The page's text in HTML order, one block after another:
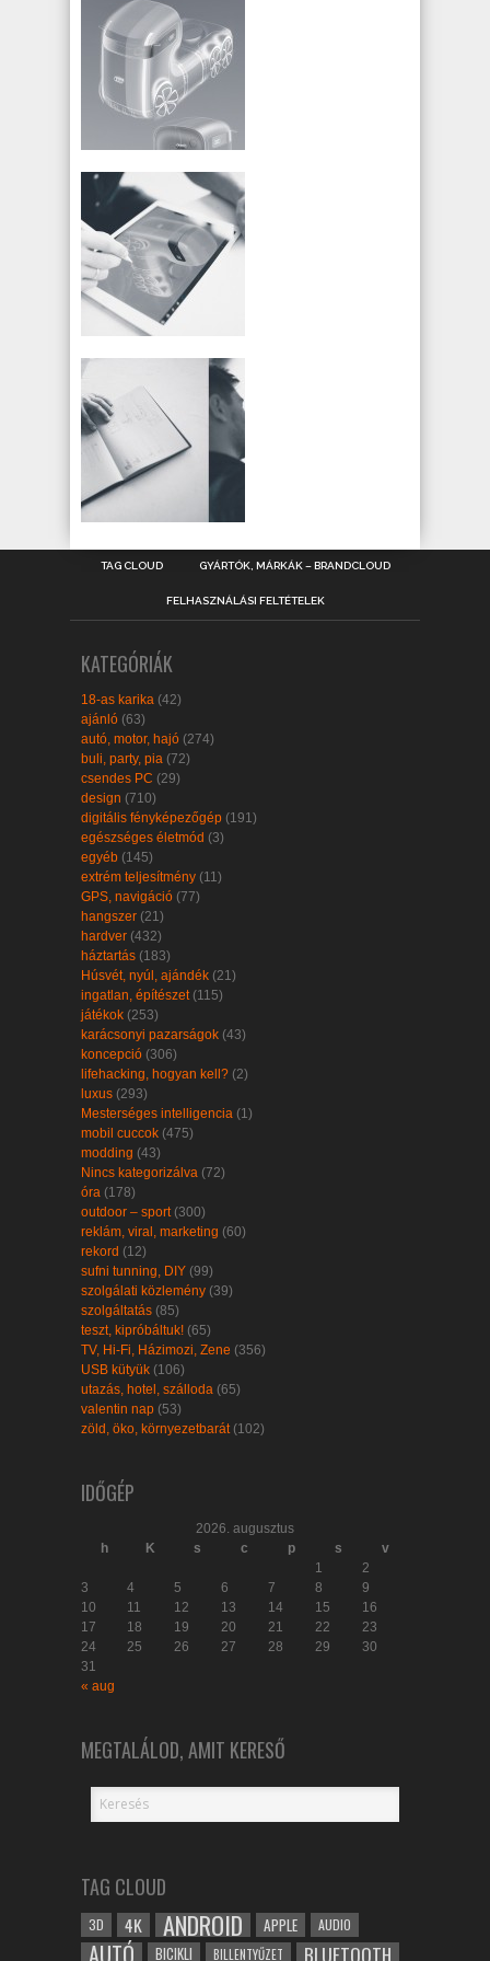
TAG CLOUD GYÁRTÓK, MÁRKÁK – BRANDCLOUD
FELHASZNÁLÁSI FELTÉTELEK
KATEGÓRIÁK
18-as karika (42)
ajánló (63)
autó, motor, hajó (274)
buli, party, pia (72)
csendes PC (29)
design (710)
digitális fényképezőgép (191)
egészséges életmód (3)
egyéb (145)
extrém teljesítmény (11)
GPS, navigáció (77)
hangszer (21)
hardver (432)
háztartás (183)
Húsvét, nyúl, ajándék (21)
ingatlan, építészet (115)
játékok (253)
karácsonyi pazarságok (43)
koncepció (306)
lifehacking, hogyan kell? (2)
luxus (293)
Mesterséges intelligencia (1)
mobil cuccok (475)
modding (43)
Nincs kategorizálva (72)
óra (178)
outdoor – sport (300)
reklám, viral, marketing (60)
rekord (12)
sufni tunning, DIY (99)
szolgálati közlemény (39)
szolgáltatás (85)
teszt, kipróbáltuk! (65)
TV, Hi-Fi, Házimozi, Zene (356)
USB kütyük (106)
utazás, hotel, szálloda (65)
valentin nap (53)
zöld, öko, környezetbarát (102)
IDŐGÉP
2026. augusztus
h
K s c p s
v
1
2
3
4 5 6 7 8
9
10
11 12 13 14 15
16
17
18 19 20 21 22
23
24
25 26 27 28 29
30
31
« aug
MEGTALÁLOD, AMIT KERESŐ
TAG CLOUD
3D 4K ANDROID APPLE AUDIO
AUTÓ BICIKLI BILLENTYŰZET BLUETOOTH